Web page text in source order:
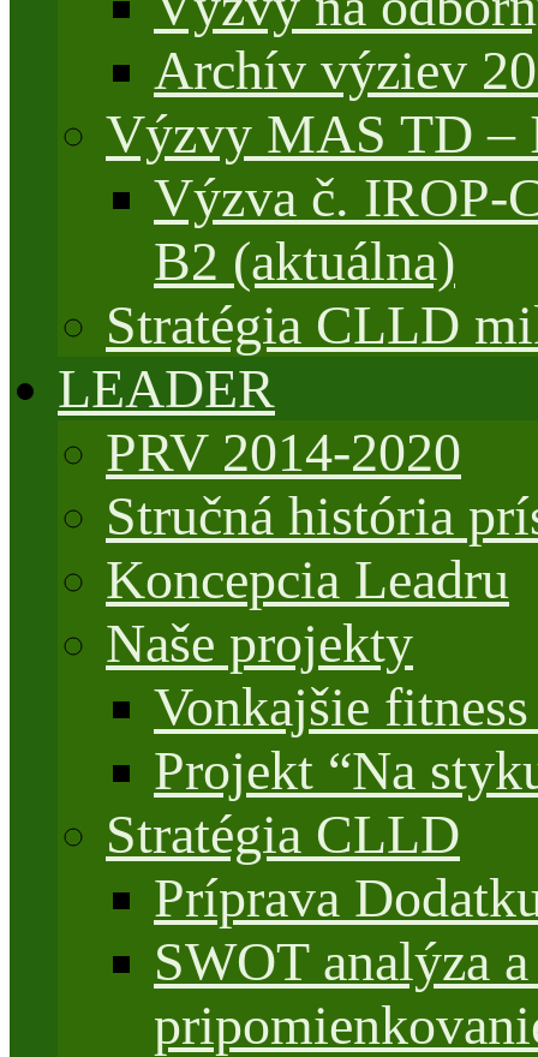
Archív výziev
Výzvy MAS TD –
Výzva č. IROP-
B2 (aktuálna)
Stratégia CLLD
LEADER
PRV 2014-2020
Stručná história
Koncepcia Leadru
Naše projekty
Vonkajšie
Projekt “Na
Stratégia CLLD
Príprava
SWOT analýza